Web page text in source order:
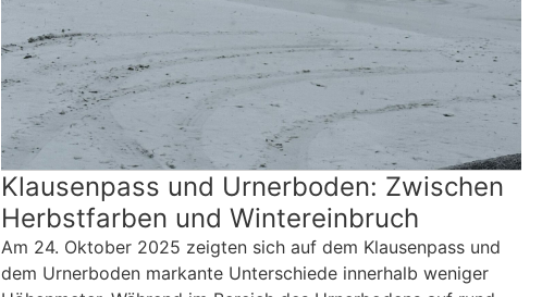
Klausenpass und Urnerboden: Zwischen
Herbstfarben und Wintereinbruch
Am 24. Oktober 2025 zeigten sich auf dem Klausenpass und
dem Urnerboden markante Unterschiede innerhalb weniger